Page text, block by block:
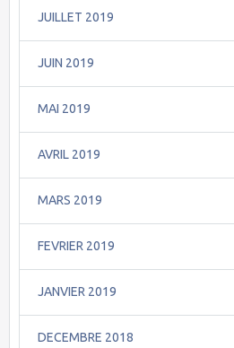
JUILLET 2019
JUIN 2019
MAI 2019
AVRIL 2019
MARS 2019
FEVRIER 2019
JANVIER 2019
DECEMBRE 2018